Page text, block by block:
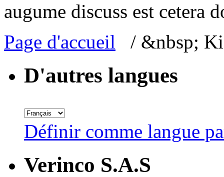
augume discuss est cetera
Page d'accueil
/ &nbsp;
D'autres langues
Définir comme langue
Verinco S.A.S